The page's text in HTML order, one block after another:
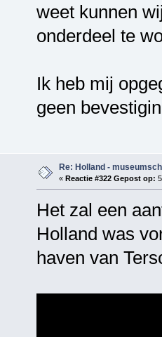
weet kunnen
onderdeel te
Ik heb mij
geen
Re: Holland -
« Reactie #322 Gepost op:
Het zal een
Holland was
haven van